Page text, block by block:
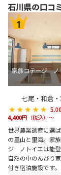
石川県の口コ
家族コテージ ノ
七尾・和倉
★★★★★
★★★★★ 5.00
4,400円（税込）～
世界農業遺産に選
の里山と里海。家
ジ ノトイエは能
自然の中のんびり
付き宿泊施設です。